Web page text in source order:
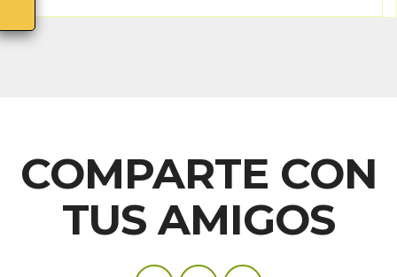
COMPARTE CON
TUS AMIGOS